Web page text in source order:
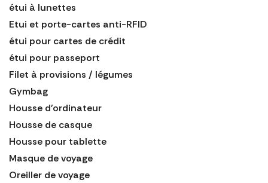
étui à lunettes
Etui et porte-cartes anti-RFID
étui pour cartes de crédit
étui pour passeport
Filet à provisions / légumes
Gymbag
Housse d'ordinateur
Housse de casque
Housse pour tablette
Masque de voyage
Oreiller de voyage